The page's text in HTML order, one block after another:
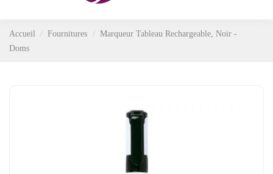
Accueil Fournitures
Marqueur Tableau Rechargeable, Noir -
Doms